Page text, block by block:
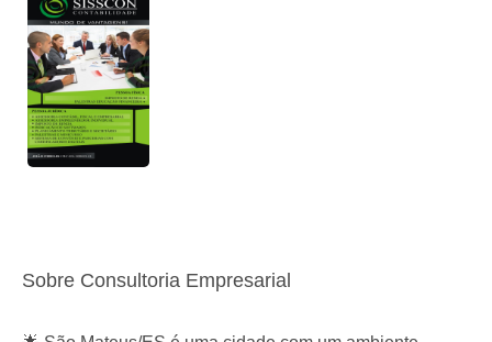
Sobre Consultoria Empresarial